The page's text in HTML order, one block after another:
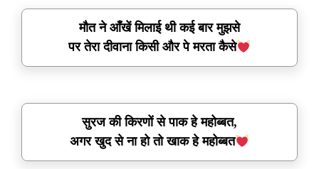
मौत ने आँखें मिलाई थी कई बार मुझसे
पर तेरा दीवाना किसी और पे मरता कैसे
सुरज की किरणों से पाक हे महोब्बत,
अगर खुद से ना हो तो खाक हे महोब्बत